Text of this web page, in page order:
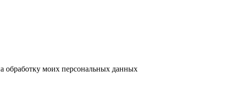
обработку моих персональных данных